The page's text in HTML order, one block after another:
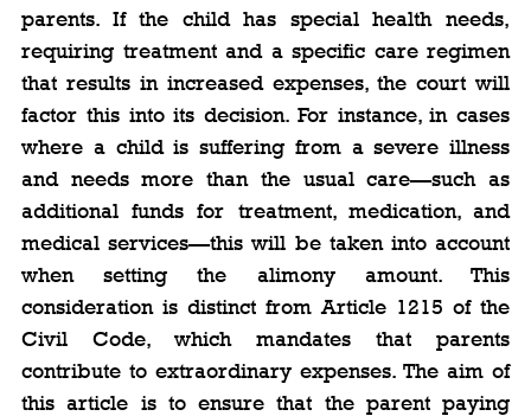
parents. If the child has special health needs,
requiring treatment and a specific care regimen
that results in increased expenses, the court will
factor this into its decision. For instance, in cases
where a child is suffering from a severe illness
and needs more than the usual care—such as
additional funds for treatment, medication, and
medical services—this will be taken into account
when setting the alimony amount. This
consideration is distinct from Article 1215 of the
Civil Code, which mandates that parents
contribute to extraordinary expenses. The aim of
this article is to ensure that the parent paying